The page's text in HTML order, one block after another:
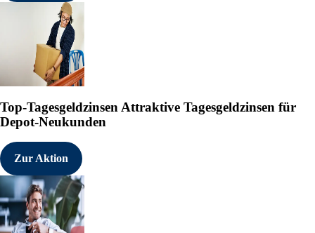
Top-Tagesgeldzinsen Attraktive Tagesgeldzinsen für
Depot-Neukunden
Zur Aktion